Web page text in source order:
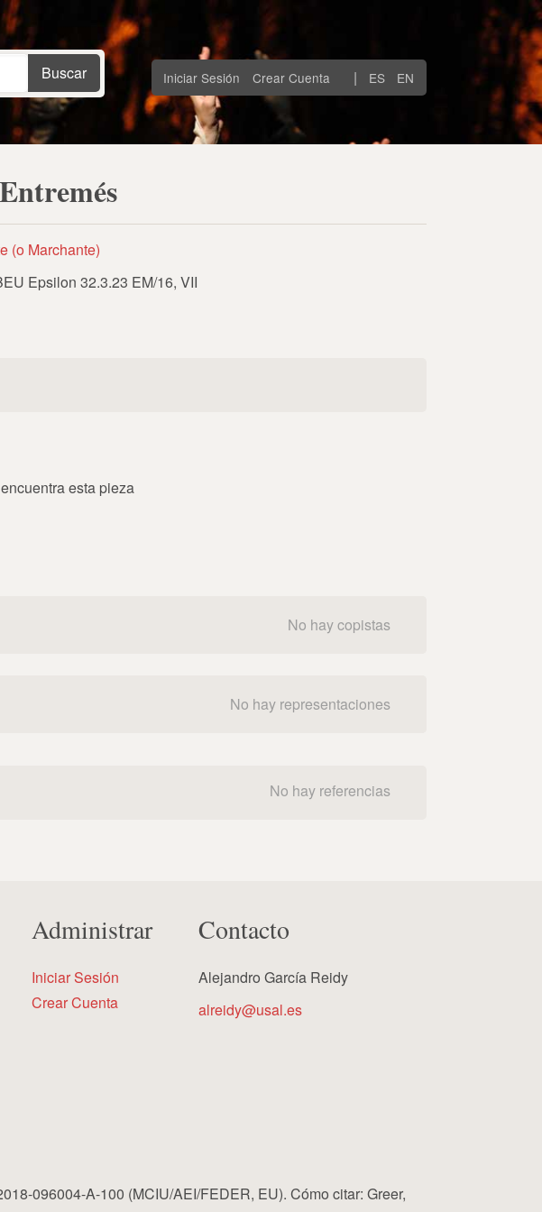
Iniciar Sesión Crear Cuenta | ES EN
(o Marchante)
Epsilon 32.3.23 EM/16, VII
esta pieza
No hay copistas
No hay representaciones
No hay referencias
Administrar
Iniciar Sesión
Crear Cuenta
Contacto
Alejandro García Reidy
alreidy@usal.es
096004-A-100 (MCIU/AEI/FEDER, EU). Cómo citar: Greer,